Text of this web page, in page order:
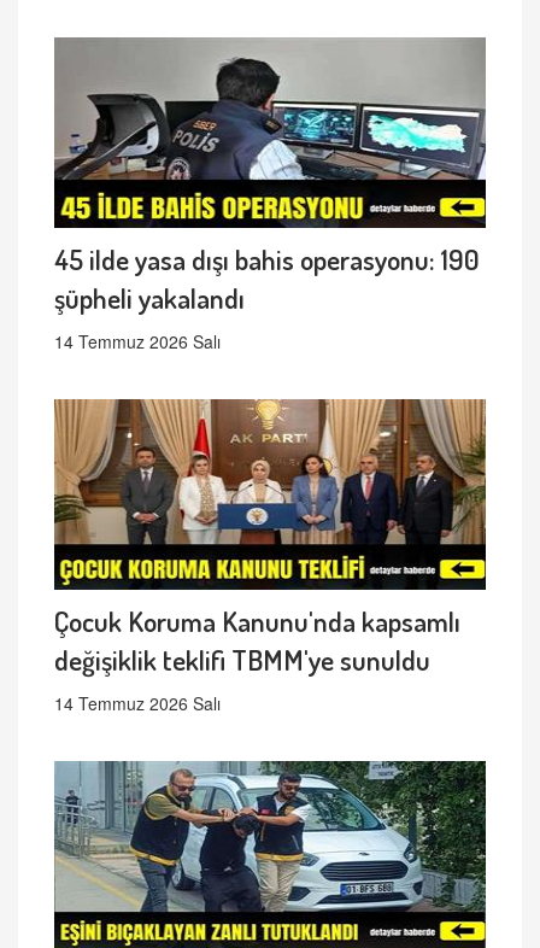
45 ilde yasa dışı bahis operasyonu: 190
şüpheli yakalandı
14 Temmuz 2026 Salı
Çocuk Koruma Kanunu'nda kapsamlı
değişiklik teklifi TBMM'ye sunuldu
14 Temmuz 2026 Salı